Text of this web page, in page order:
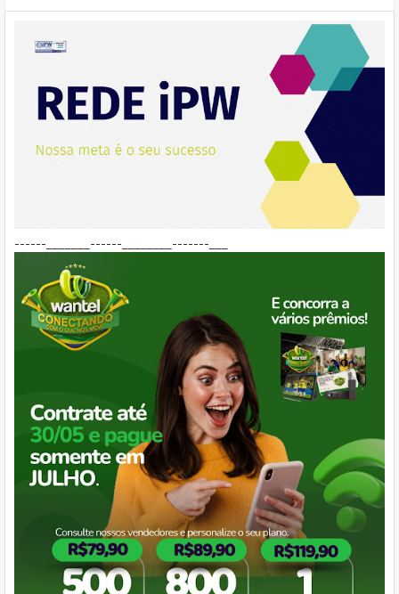
------_______------________-------___